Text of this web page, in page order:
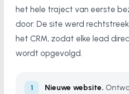
het hele traject van eerste
door. De site werd
het CRM, zodat elke lead
wordt opgevolgd.
Nieuwe website.